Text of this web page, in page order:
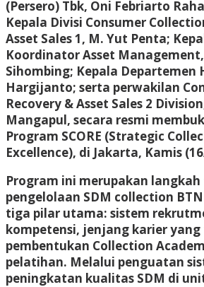
(Persero) Tbk, Oni Febriarto
Kepala Divisi Consumer
Asset Sales 1, M. Yut Penta;
Koordinator Asset
Sihombing; Kepala Departemen
Hargijanto; serta perwakilan
Recovery & Asset Sales 2
Mangapul, secara resmi
Program SCORE (Strategic
Excellence), di Jakarta, Kamis
Program ini merupakan
pengelolaan SDM collection
tiga pilar utama: sistem
kompetensi, jenjang karier
pembentukan Collection
pelatihan. Melalui penguatan
peningkatan kualitas SDM di